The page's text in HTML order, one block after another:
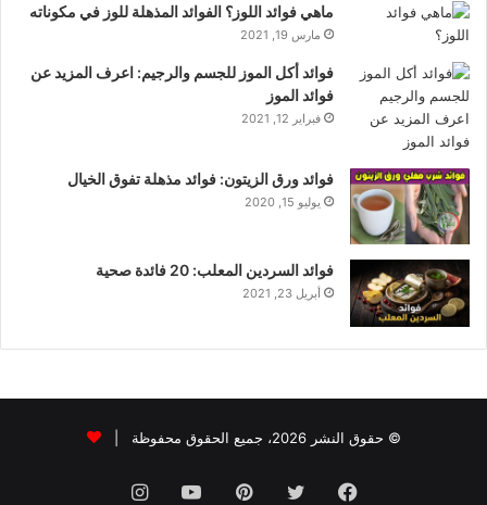
ماهي فوائد اللوز؟ الفوائد المذهلة للوز في مكوناته
مارس 19, 2021
فوائد أكل الموز للجسم والرجيم: اعرف المزيد عن
فوائد الموز
فبراير 12, 2021
فوائد ورق الزيتون: فوائد مذهلة تفوق الخيال
يوليو 15, 2020
فوائد السردين المعلب: 20 فائدة صحية
أبريل 23, 2021
© حقوق النشر 2026، جميع الحقوق محفوظة |
فيسبوك تويتر بينتيريستيوتيوبانستقرام